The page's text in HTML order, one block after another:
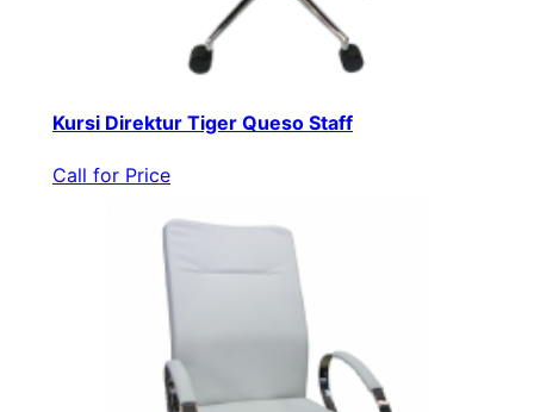
Kursi Direktur Tiger Queso Staff
Call for Price